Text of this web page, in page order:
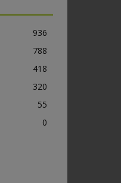
936
788
418
320
55
0